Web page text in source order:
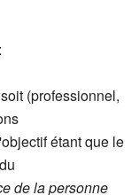
:
(professionnel,
étant que le
de la personne